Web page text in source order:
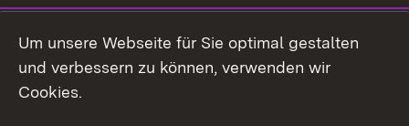
Mastodon
Messenger
Um unsere Webseite für Sie optimal gestalten
und verbessern zu können, verwenden wir
Cookies.